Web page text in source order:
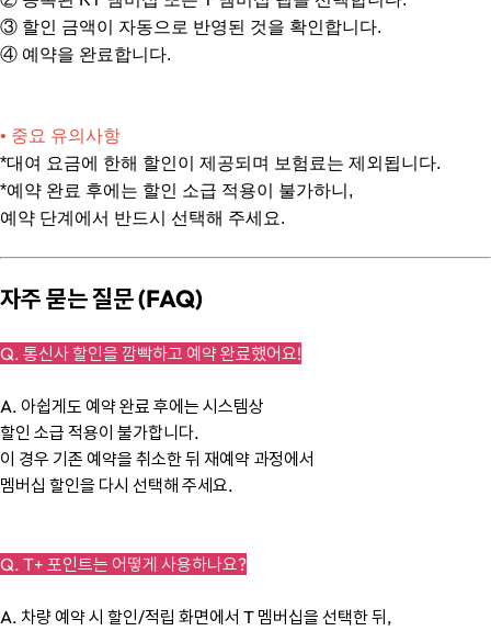
③ 할인 금액이 자동으로 반영된 것을 확인합니다.
④ 예약을 완료합니다.
• 중요 유의사항
*대여 요금에 한해 할인이 제공되며 보험료는 제외됩니다.
*예약 완료 후에는 할인 소급 적용이 불가하니,
예약 단계에서 반드시 선택해 주세요.
자주 묻는 질문 (FAQ)
Q. 통신사 할인을 깜빡하고 예약 완료했어요!
A. 아쉽게도 예약 완료 후에는 시스템상
할인 소급 적용이 불가합니다.
이 경우 기존 예약을 취소한 뒤 재예약 과정에서
멤버십 할인을 다시 선택해 주세요.
Q. T+ 포인트는 어떻게 사용하나요?
A. 차량 예약 시 할인/적립 화면에서 T 멤버십을 선택한 뒤,